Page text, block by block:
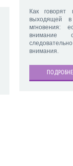
Как говорят
выходящей
мгновения:
внимание
внимания.